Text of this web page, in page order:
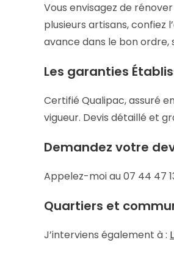
Vous envisagez de
plusieurs artisans, confiez
avance dans le bon
Les garanties
Certifié Qualipac, assuré
vigueur. Devis détaillé et
Demandez votre
Appelez-moi au 07 44 47
Quartiers et
J’interviens également à :